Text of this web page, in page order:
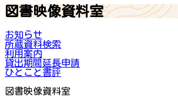
図書映像資料室
お知らせ
所蔵資料検索
利用案内
貸出期間延長申請
ひとこと書評
図書映像資料室